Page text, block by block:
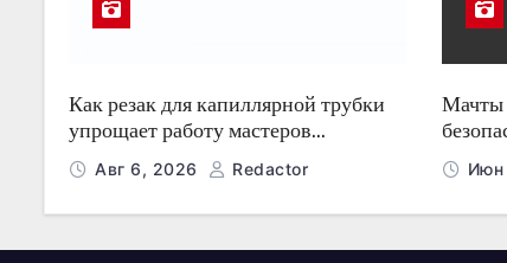
Как резак для капиллярной трубки
упрощает работу мастеров
холодильного оборудования
Авг 6, 2026 Redactor
ночьюИюн